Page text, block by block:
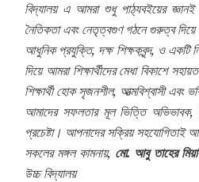
বিদ্যালয় এ আমরা শুধু পাঠ্যবইয়ের
নৈতিকতা এবং নেতৃত্বগুণ গঠনে গুরুত্ব দিয়ে
আধুনিক প্রযুক্তি, দক্ষ শিক্ষকবৃন্দ, ও একটি
দিয়ে আমরা শিক্ষার্থীদের মেধা বিকাশে
শিক্ষার্থী হোক সৃজনশীল, আত্মবিশ্বাসী এবং
আমাদের সফলতার মূল ভিত্তি অভিভাবক,
প্রচেষ্টা। আপনাদের সক্রিয় সহযোগিতাই
সকলের মঙ্গল কামনায়, মো. আবু তাহের মিয়া
উচ্চ বিদ্যালয়